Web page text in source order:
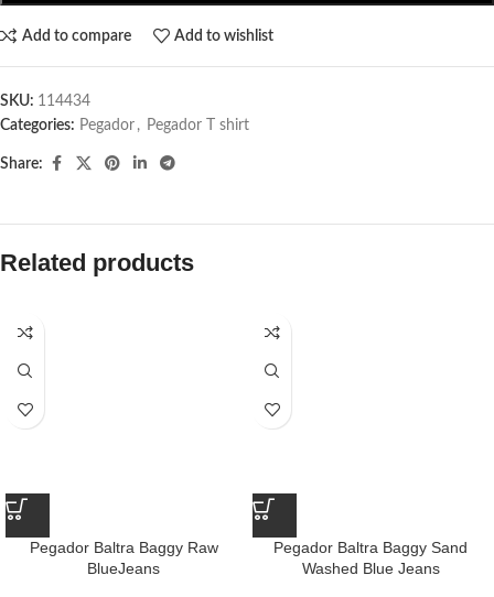
Add to compare Add to wishlist
SKU: 114434
Categories: Pegador​ , Pegador T shirt​
Share:
Related products
Pegador Baltra Baggy Raw
BlueJeans
Pegador Baltra Baggy Sand
Washed Blue Jeans